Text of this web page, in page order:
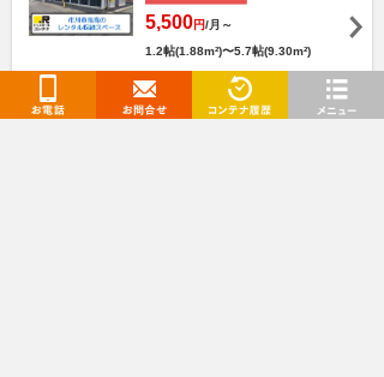
5,500円/月～
1.2帖(1.88m²)〜5.7帖(9.30m²)
防犯設備 換気設備